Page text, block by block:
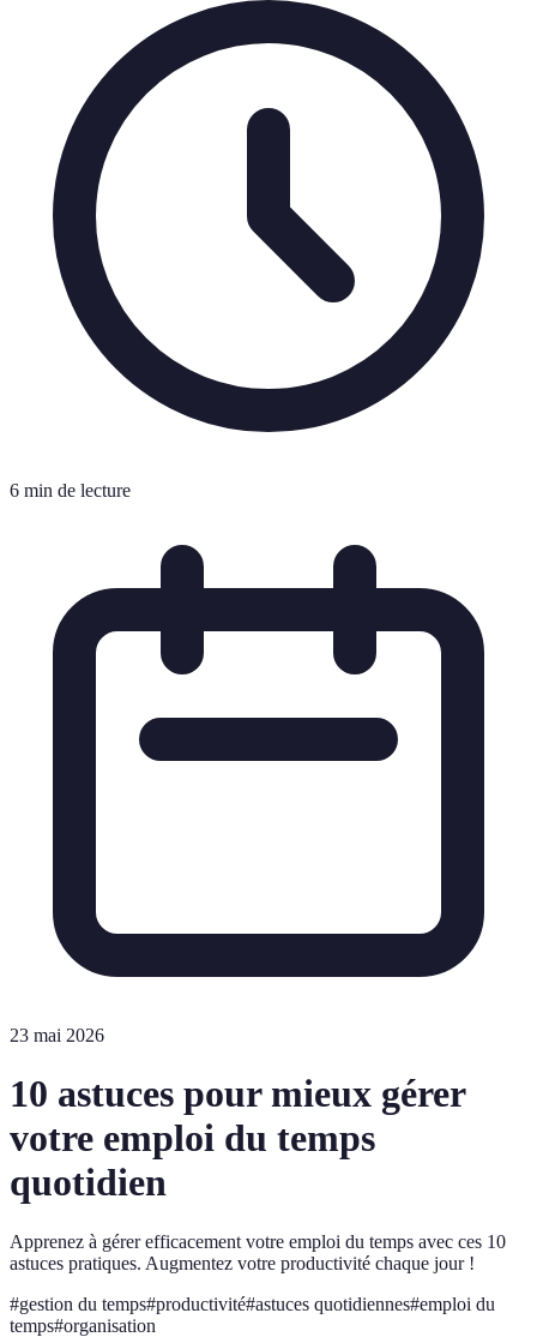
6 min de lecture
23 mai 2026
10 astuces pour mieux gérer
votre emploi du temps
quotidien
Apprenez à gérer efficacement votre emploi du temps avec ces 10
astuces pratiques. Augmentez votre productivité chaque jour !
#gestion du temps#productivité#astuces quotidiennes#emploi du
temps#organisation